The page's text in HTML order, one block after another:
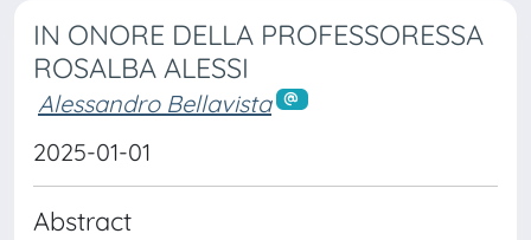
IN ONORE DELLA PROFESSORESSA
ROSALBA ALESSI
Alessandro Bellavista
2025-01-01
Abstract